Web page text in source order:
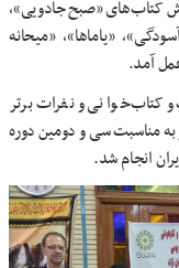
کتاب‌های «صبح جادویی»،
«یاماها»، «میحانه
آمد.
و کتاب‌خوانی و نفرات برتر
به مناسبت سی و دومین دوره
انجام شد.